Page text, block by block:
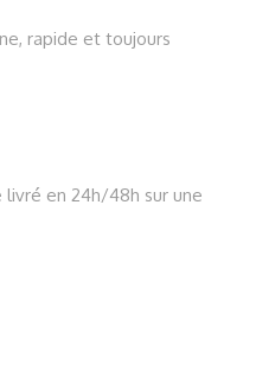
rapide et toujours
livré en 24h/48h sur une